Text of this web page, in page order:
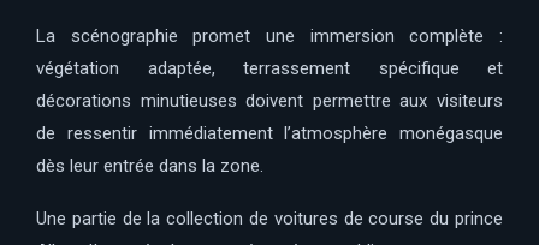
La scénographie promet une immersion complète :
végétation adaptée, terrassement spécifique et
décorations minutieuses doivent permettre aux visiteurs
de ressentir immédiatement l’atmosphère monégasque
dès leur entrée dans la zone.
Une partie de la collection de voitures de course du prince